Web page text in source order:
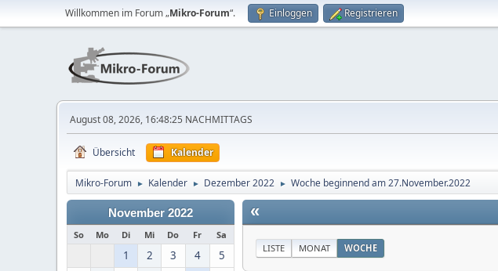
Willkommen im Forum „Mikro-Forum“. Einloggen Registrieren
August 08, 2026, 16:48:25 NACHMITTAGS
Übersicht Kalender
Mikro-Forum ► Kalender ► Dezember 2022 ► Woche beginnend am 27.November.2022
November 2022
So Mo Di Mi Do Fr Sa
1 2 3 4
5
«
LISTE MONAT WOCHE